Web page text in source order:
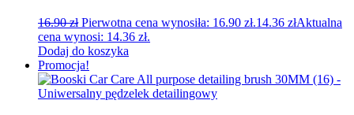
16.90zł Pierwotna cena wynosiła: 16.90 zł.14.36 złAktualna
cena wynosi: 14.36 zł.
Dodaj do koszyka
Promocja!